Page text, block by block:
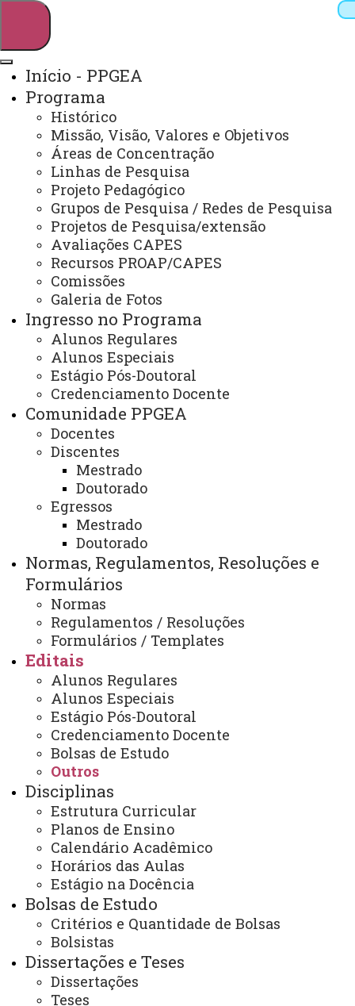
Webmail Sistemas
Arquivo Virtual
Campus
Início - PPGEA
Programa
Histórico
Missão, Visão, Valores e Objetivos
Áreas de Concentração
Linhas de Pesquisa
Projeto Pedagógico
Grupos de Pesquisa / Redes de Pesquisa
Projetos de Pesquisa/extensão
Avaliações CAPES
Recursos PROAP/CAPES
Comissões
Galeria de Fotos
Ingresso no Programa
Alunos Regulares
Alunos Especiais
Estágio Pós-Doutoral
Credenciamento Docente
Comunidade PPGEA
Docentes
Discentes
Mestrado
Doutorado
Egressos
Mestrado
Doutorado
Normas, Regulamentos, Resoluções e
Formulários
Normas
Regulamentos / Resoluções
Formulários / Templates
Editais
Alunos Regulares
Alunos Especiais
Estágio Pós-Doutoral
Credenciamento Docente
Bolsas de Estudo
Outros
Disciplinas
Estrutura Curricular
Planos de Ensino
Calendário Acadêmico
Horários das Aulas
Estágio na Docência
Bolsas de Estudo
Critérios e Quantidade de Bolsas
Bolsistas
Dissertações e Teses
Dissertações
Teses
Mestrado e Doutorado em Engenharia de Energia
Edital Nº 44/2025-PPGEA -
Homologação de inscrição e
entrevista para seleção de um
bolsista de apoio técnico/nível
superior para atuar no
Laboratório Multiusuário de
Tecnologias Sustentáveis –
LABTES
Edital Nº 44/2025-PPGEA - Homologação de inscrição
e entrevista para seleção de um bolsista de apoio
técnico/nível superior para atuar no Laboratório
Multiusuário de Tecnologias Sustentáveis – LABTES
ATUALIZAÇÃO MAIS RECENTE: 24 DE NOVEMBRO
DE 2025
ACESSOS: 102
Horários de Atendimento:
Segunda à sexta
hh:mm às hh:mm
E-mails:
ppgea@unioeste.br
Você está aqui:Unioeste
PPGEA - Pós Graduação em Engenharia de Energia
na Agricultura - Cascavel
Editais
Outros
Edital Nº 44/2025-PPGEA - Homologação de
inscrição e entrevista para seleção de um bolsista de